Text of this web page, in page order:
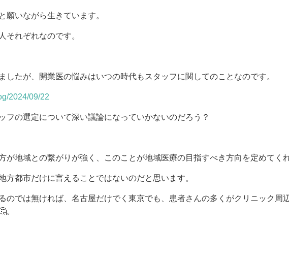
願いながら生きています。
それぞれなのです。
したが、開業医の悩みはいつの時代もスタッフに関してのことなのです。
2024/09/22
フの選定について深い議論になっていかないのだろう？
が地域との繋がりが強く、このことが地域医療の目指すべき方向を定めてく
方都市だけに言えることではないのだと思います。
のでは無ければ、名古屋だけでく東京でも、患者さんの多くがクリニック周
。